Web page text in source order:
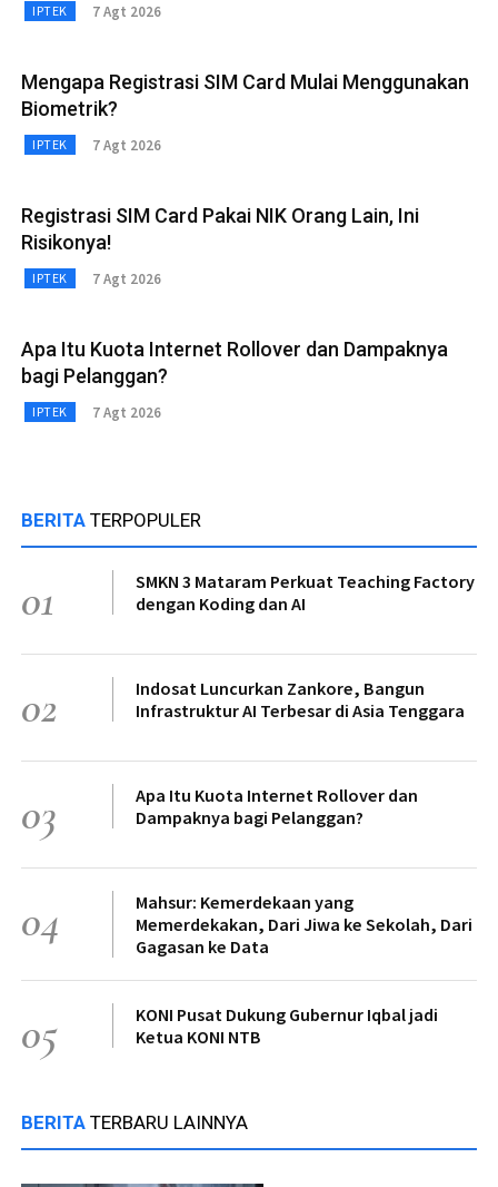
IPTEK 7 Agt 2026
Mengapa Registrasi SIM Card Mulai Menggunakan
Biometrik?
IPTEK 7 Agt 2026
Registrasi SIM Card Pakai NIK Orang Lain, Ini
Risikonya!
IPTEK 7 Agt 2026
Apa Itu Kuota Internet Rollover dan Dampaknya
bagi Pelanggan?
IPTEK 7 Agt 2026
BERITA TERPOPULER
01
SMKN 3 Mataram Perkuat Teaching Factory
dengan Koding dan AI
02
Indosat Luncurkan Zankore, Bangun
Infrastruktur AI Terbesar di Asia Tenggara
03
Apa Itu Kuota Internet Rollover dan
Dampaknya bagi Pelanggan?
04
Mahsur: Kemerdekaan yang
Memerdekakan, Dari Jiwa ke Sekolah, Dari
Gagasan ke Data
05
KONI Pusat Dukung Gubernur Iqbal jadi
Ketua KONI NTB
BERITA TERBARU LAINNYA